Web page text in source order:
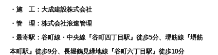
・施 工：大成建設株式会社
・管 理：株式会社浪速管理
・最寄駅：谷町線・中央線『谷町四丁目駅』徒歩5分、堺筋線『堺筋
本町駅』徒歩9分、長堀鶴見緑地線『谷町六丁目駅』徒歩10分